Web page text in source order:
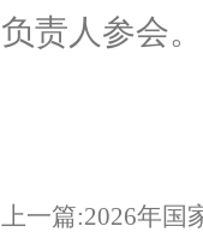
负责人参会。
上一篇:2026年国